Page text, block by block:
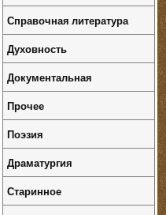
Справочная литература
Духовность
Документальная
Прочее
Поэзия
Драматургия
Старинное